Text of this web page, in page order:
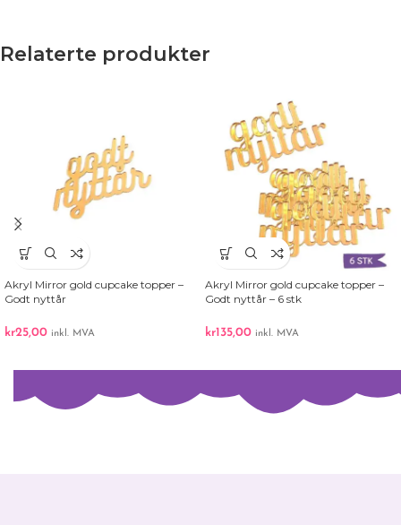
Relaterte produkter
Akryl Mirror gold cupcake topper –
Godt nyttår
kr25,00 inkl. MVA
Akryl Mirror gold cupcake topper –
Godt nyttår – 6 stk
kr135,00 inkl. MVA